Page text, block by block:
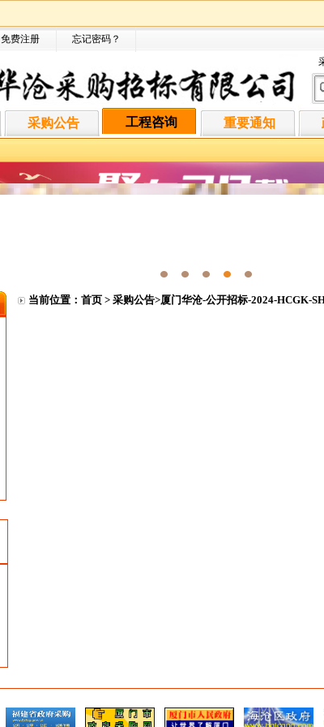
免费注册 忘记密码？
采购公告 工程咨询 重要通知
当前位置： 首页 > 采购公告>厦门华沧-公开招标-2024-HCGK-